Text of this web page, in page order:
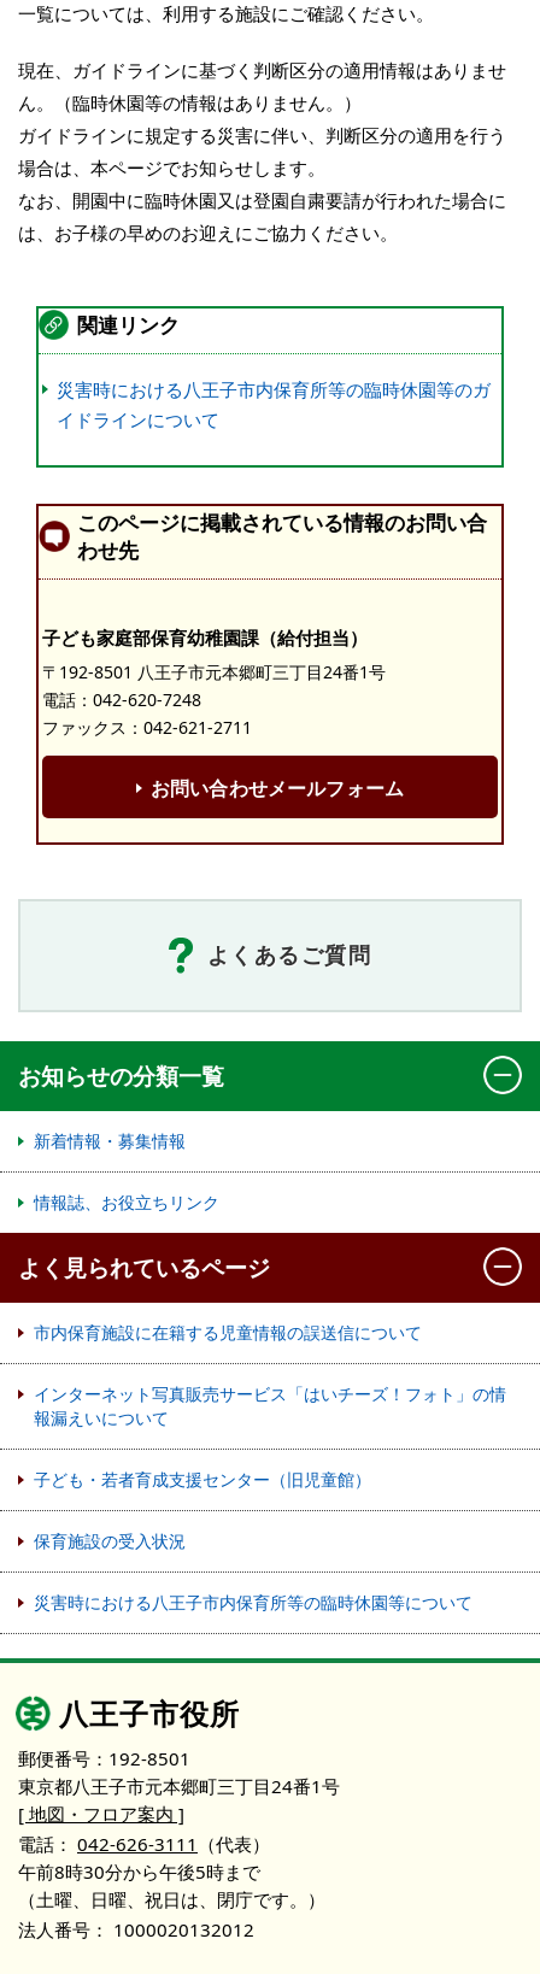
一覧については、利用する施設にご確認ください。
現在、ガイドラインに基づく判断区分の適用情報はありませ
ん。（臨時休園等の情報はありません。）
ガイドラインに規定する災害に伴い、判断区分の適用を行う
場合は、本ページでお知らせします。
なお、開園中に臨時休園又は登園自粛要請が行われた場合に
は、お子様の早めのお迎えにご協力ください。
関連リンク
災害時における八王子市内保育所等の臨時休園等のガ
イドラインについて
このページに掲載されている情報のお問い合
わせ先
子ども家庭部保育幼稚園課（給付担当）
〒192-8501 八王子市元本郷町三丁目24番1号
電話： 042-620-7248
ファックス：042-621-2711
お問い合わせメールフォーム
よくあるご質問
お知らせの分類一覧
新着情報・募集情報
情報誌、お役立ちリンク
よく見られているページ
市内保育施設に在籍する児童情報の誤送信について
インターネット写真販売サービス「はいチーズ！フォト」の情
報漏えいについて
子ども・若者育成支援センター（旧児童館）
保育施設の受入状況
災害時における八王子市内保育所等の臨時休園等について
八王子市役所
郵便番号：192-8501
東京都八王子市元本郷町三丁目24番1号
[ 地図・フロア案内 ]
電話： 042-626-3111 （代表）
午前8時30分から午後5時まで
（土曜、日曜、祝日は、閉庁です。）
法人番号： 1000020132012